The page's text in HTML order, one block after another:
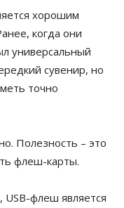
хорошим
когда они
универсальный
сувенир, но
точно
Полезность – это
флеш-карты.
USB-флеш является